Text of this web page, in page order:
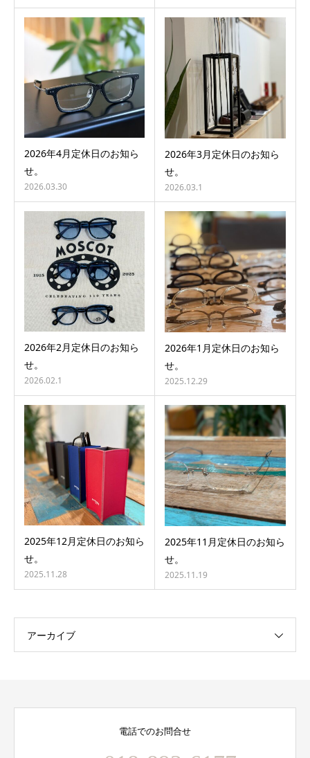
2026年4月定休日のお知ら
せ。
2026.03.30
2026年3月定休日のお知ら
せ。
2026.03.1
2026年2月定休日のお知ら
せ。
2026.02.1
2026年1月定休日のお知ら
せ。
2025.12.29
2025年12月定休日のお知ら
せ。
2025.11.28
2025年11月定休日のお知ら
せ。
2025.11.19
アーカイブ
電話でのお問合せ